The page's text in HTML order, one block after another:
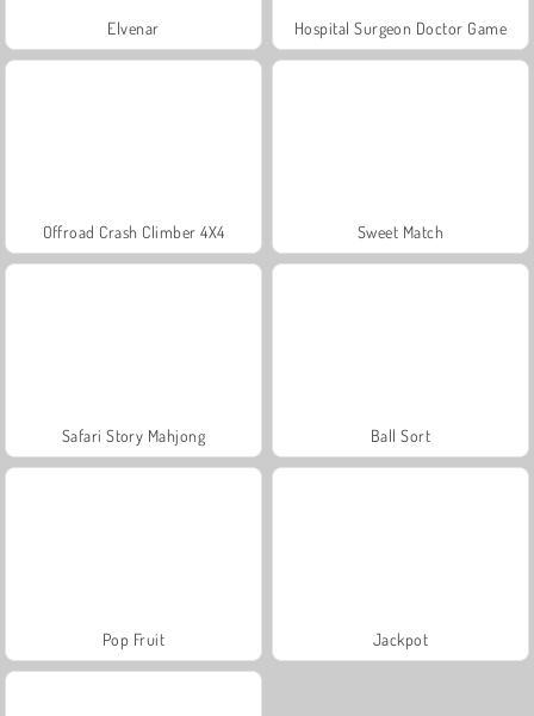
Elvenar Hospital Surgeon Doctor Game
Offroad Crash Climber 4X4 Sweet Match
Safari Story Mahjong Ball Sort
Pop Fruit Jackpot